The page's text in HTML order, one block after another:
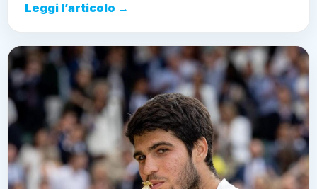
Leggi l’articolo →